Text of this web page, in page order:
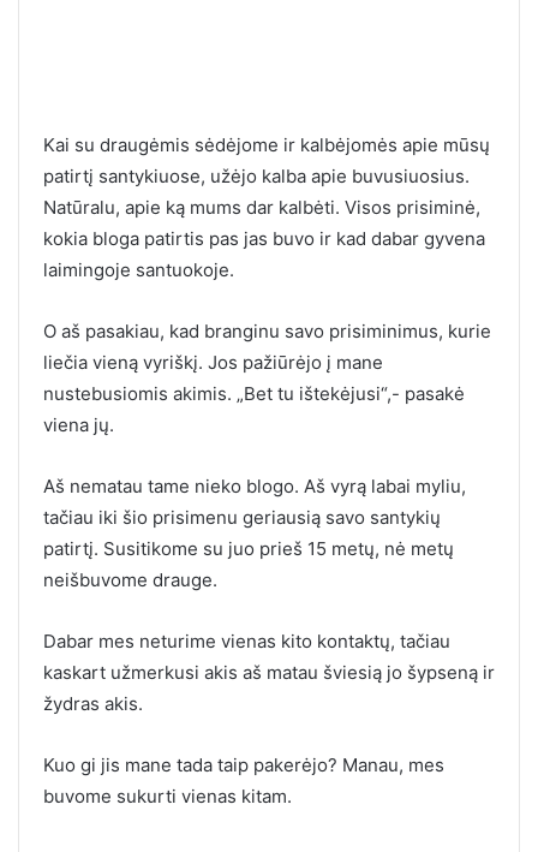
Kai su draugėmis sėdėjome ir kalbėjomės apie mūsų
patirtį santykiuose, užėjo kalba apie buvusiuosius.
Natūralu, apie ką mums dar kalbėti. Visos prisiminė,
kokia bloga patirtis pas jas buvo ir kad dabar gyvena
laimingoje santuokoje.
O aš pasakiau, kad branginu savo prisiminimus, kurie
liečia vieną vyriškį. Jos pažiūrėjo į mane
nustebusiomis akimis. „Bet tu ištekėjusi“,- pasakė
viena jų.
Aš nematau tame nieko blogo. Aš vyrą labai myliu,
tačiau iki šio prisimenu geriausią savo santykių
patirtį. Susitikome su juo prieš 15 metų, nė metų
neišbuvome drauge.
Dabar mes neturime vienas kito kontaktų, tačiau
kaskart užmerkusi akis aš matau šviesią jo šypseną ir
žydras akis.
Kuo gi jis mane tada taip pakerėjo? Manau, mes
buvome sukurti vienas kitam.